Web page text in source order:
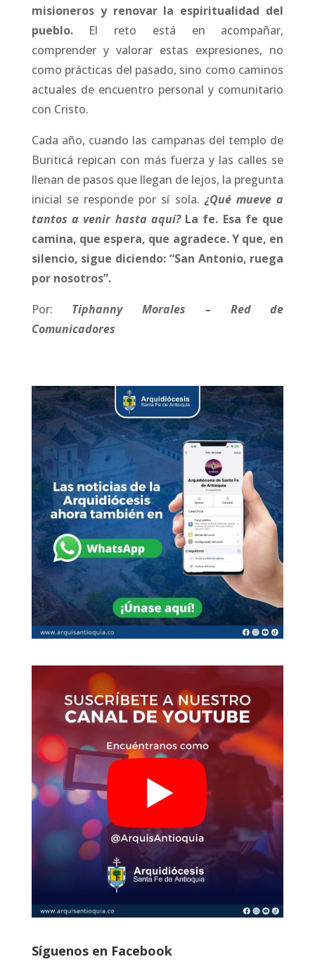
misioneros y renovar la espiritualidad del
pueblo. El reto está en acompañar,
comprender y valorar estas expresiones, no
como prácticas del pasado, sino como caminos
actuales de encuentro personal y comunitario
con Cristo.
Cada año, cuando las campanas del templo de
Buriticá repican con más fuerza y las calles se
llenan de pasos que llegan de lejos, la pregunta
inicial se responde por sí sola.¿Qué mueve a
tantos a venir hasta aquí?La fe. Esa fe que
camina, que espera, que agradece. Y que, en
silencio, sigue diciendo: “San Antonio, ruega
por nosotros”.
Por: Tiphanny Morales – Red de
Comunicadores
Síguenos en Facebook